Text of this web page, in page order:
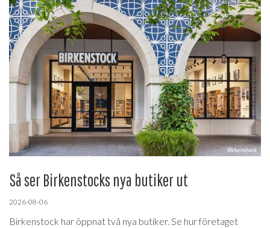
Så ser Birkenstocks nya butiker ut
2026-08-06
Birkenstock har öppnat två nya butiker. Se hur företaget